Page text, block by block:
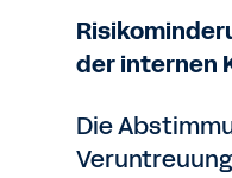
der internen
Die